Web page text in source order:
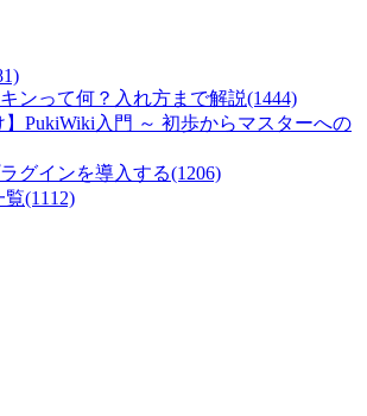
ンって何？入れ方まで解説(1444)
】PukiWiki入門 ～ 初歩からマスターへの
グインを導入する(1206)
覧(1112)